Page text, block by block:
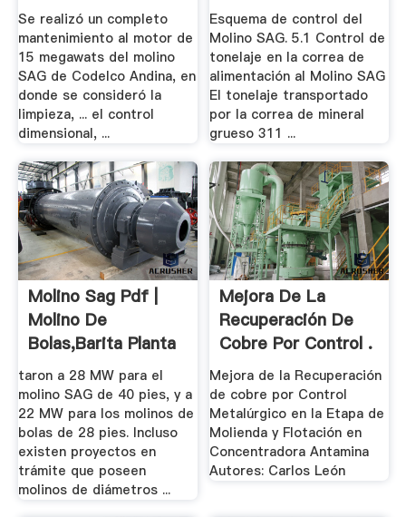
Se realizó un completo
mantenimiento al motor de
15 megawats del molino
SAG de Codelco Andina, en
donde se consideró la
limpieza, ... el control
dimensional, ...
Esquema de control del
Molino SAG. 5.1 Control de
tonelaje en la correa de
alimentación al Molino SAG
El tonelaje transportado
por la correa de mineral
grueso 311 ...
Molino Sag Pdf |
Molino De
Bolas,Barita Planta
De ...
taron a 28 MW para el
molino SAG de 40 pies, y a
22 MW para los molinos de
bolas de 28 pies. Incluso
existen proyectos en
trámite que poseen
molinos de diámetros ...
Mejora De La
Recuperación De
Cobre Por Control .
Mejora de la Recuperación
de cobre por Control
Metalúrgico en la Etapa de
Molienda y Flotación en
Concentradora Antamina
Autores: Carlos León